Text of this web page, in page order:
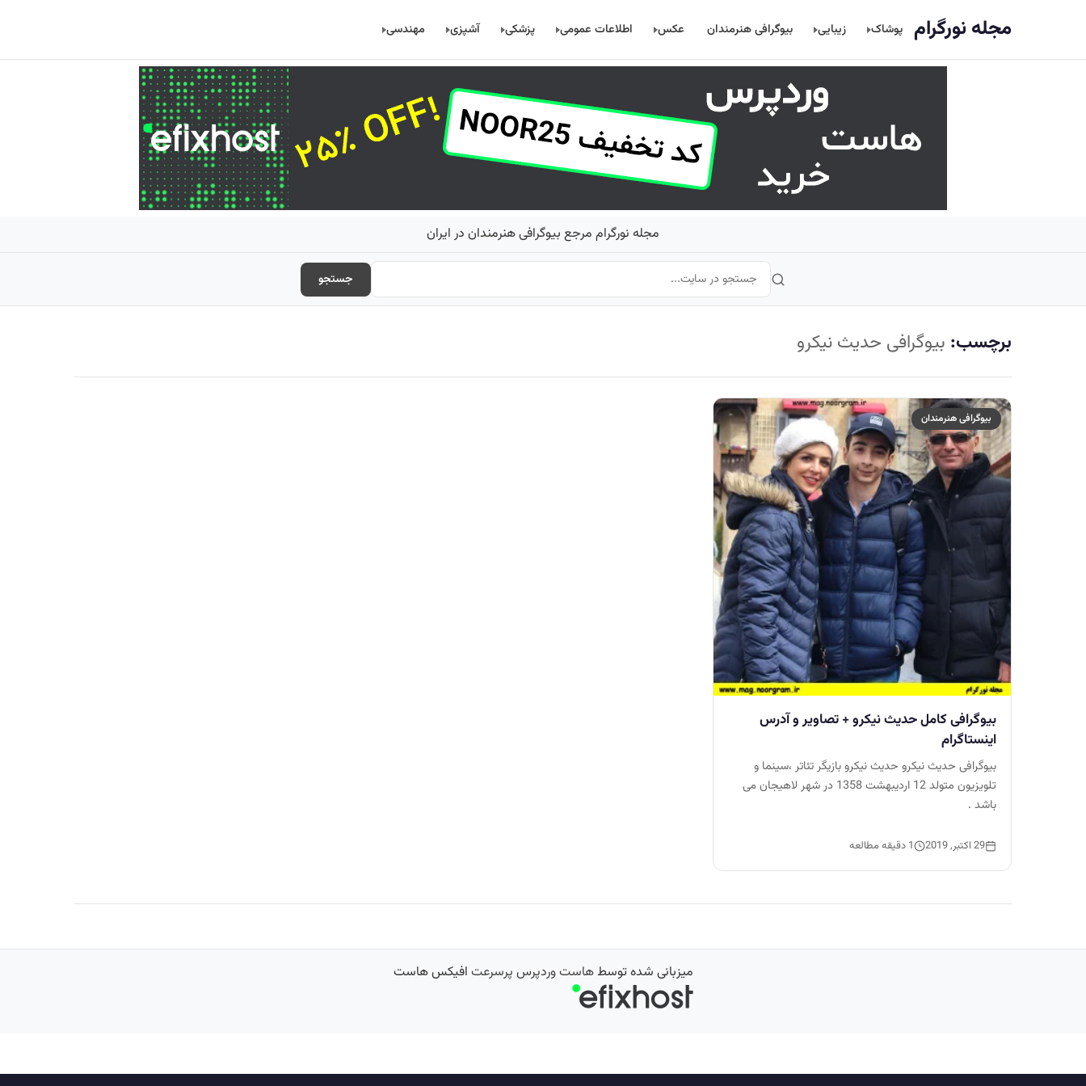
مجله نورگرام پوشاک زیبایی بیوگرافی هنرمندان عکس اطلاعات عمومی پزشکی آشپزی مهندسی
مجله نورگرام مرجع بیوگرافی هنرمندان در ایران
جستجو
برچسب: بیوگرافی حدیث نیکرو
بیوگرافی هنرمندان
بیوگرافی کامل حدیث نیکرو + تصاویر و آدرس
اینستاگرام
بیوگرافی حدیث نیکرو حدیث نیکرو بازیگر تئاتر ،سینما و
تلویزیون متولد 12 اردیبهشت 1358 در شهر لاهیجان می
باشد .
29 اکتبر, 2019 1 دقیقه مطالعه
میزبانی شده توسطهاست وردپرس پرسرعت افیکس هاست